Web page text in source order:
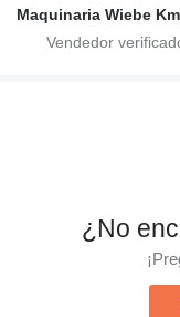
Maquinaria Wiebe
¿No